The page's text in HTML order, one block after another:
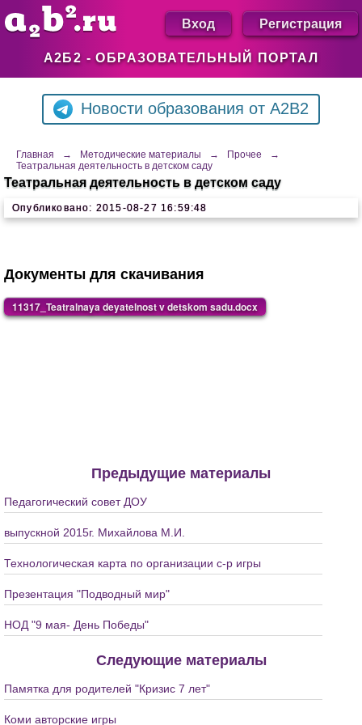
А2Б2 - ОБРАЗОВАТЕЛЬНЫЙ ПОРТАЛ
Вход Регистрация
Новости образования от A2B2
Главная → Методические материалы → Прочее
→
Театральная деятельность в детском саду
Театральная деятельность в детском саду
Опубликовано: 2015-08-27 16:59:48
Документы для скачивания
11317_Teatralnaya deyatelnost v detskom sadu.docx
Предыдущие материалы
Педагогический совет ДОУ
выпускной 2015г. Михайлова М.И.
Технологическая карта по организации с-р игры
Презентация "Подводный мир"
НОД "9 мая- День Победы"
Следующие материалы
Памятка для родителей "Кризис 7 лет"
Коми авторские игры